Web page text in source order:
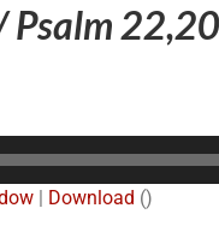
| Download ()